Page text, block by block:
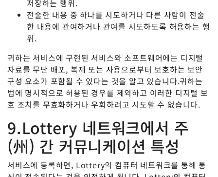
저장하는 행위.
전술한 내용 중 하나를 시도하거나 다른 사람이 전술
한 내용에 관여하거나 관여를 시도하도록 허용하는 행
위.
귀하는 서비스에 구현된 서비스와 소프트웨어에는 디지털
자료를 무단 배포, 복제 또는 사용으로부터 보호하는 보안
구성 요소가 포함될 수 있다는 것을 알고 있습니다.귀하는
법에 명시적으로 허용된 경우를 제외하고 이러한 디지털 보
호 조치를 무효화하거나 우회하려고 시도할 수 없습니다.
9.Lottery 네트워크에서 주
(州) 간 커뮤니케이션 특성
서비스에 등록하면, Lottery의 컴퓨터 네트워크를 통해 통